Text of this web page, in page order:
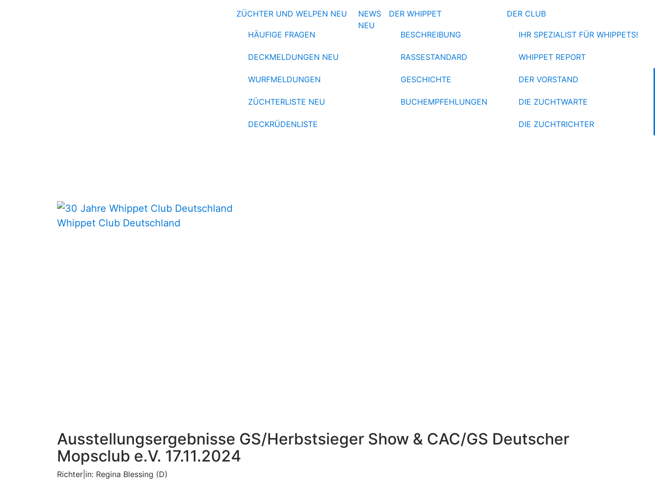
Whippet Club Deutschland
ZÜCHTER UND WELPEN NEU
HÄUFIGE FRAGEN
DECKMELDUNGEN NEU
WURFMELDUNGEN
ZÜCHTERLISTE NEU
DECKRÜDENLISTE
NEWS
NEU
DER WHIPPET
BESCHREIBUNG
RASSESTANDARD
GESCHICHTE
BUCHEMPFEHLUNGEN
DER CLUB
IHR SPEZIALIST FÜR WHIPPETS!
WHIPPET REPORT
DER VORSTAND
DIE ZUCHTWARTE
DIE ZUCHTRICHTER
Ausstellungsergebnisse GS/Herbstsieger Show & CAC/GS Deutscher
Mopsclub e.V. 17.11.2024
Richter|in: Regina Blessing (D)